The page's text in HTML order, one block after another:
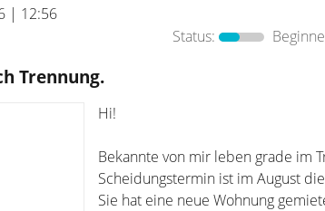
| 12:56
Status:
Trennung.
Hi!
Bekannte von mir leben grade im
Scheidungstermin ist im August
Sie hat eine neue Wohnung